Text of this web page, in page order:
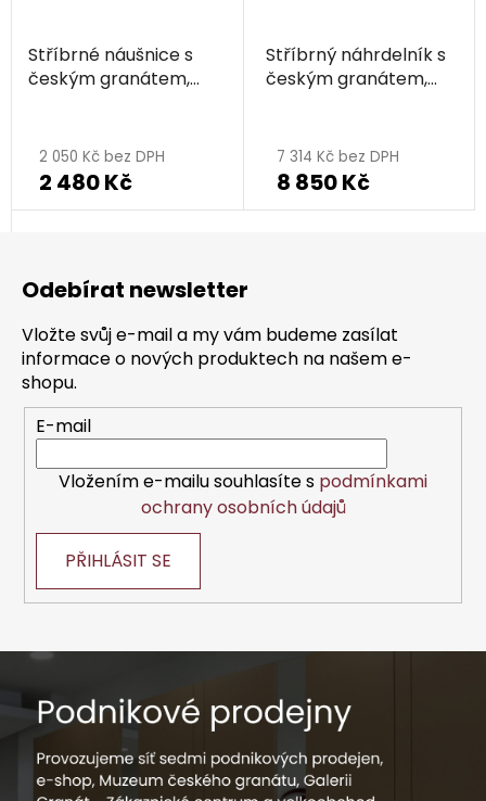
Stříbrné náušnice s
českým granátem,
2 050 Kč bez DPH
2 480 Kč
Stříbrný náhrdelník s
českým granátem,
hodnocení
produktu
je
hvězdiček.
7 314 Kč bez DPH
8 850 Kč
Odebírat newsletter
Vložte svůj e-mail a my vám budeme zasílat
informace o nových produktech na našem e-
shopu.
E-mail
Vložením e-mailu souhlasíte s podmínkami
ochrany osobních údajů
PŘIHLÁSIT SE